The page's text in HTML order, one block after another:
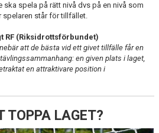
IF
spela på rätt nivå dvs på en nivå som
spelaren står för tillfället.
RF (Riksidrottsförbundet)
att de bästa vid ett givet tillfälle får en
en given plats i laget,
en attraktivare position i
TOPPA LAGET?